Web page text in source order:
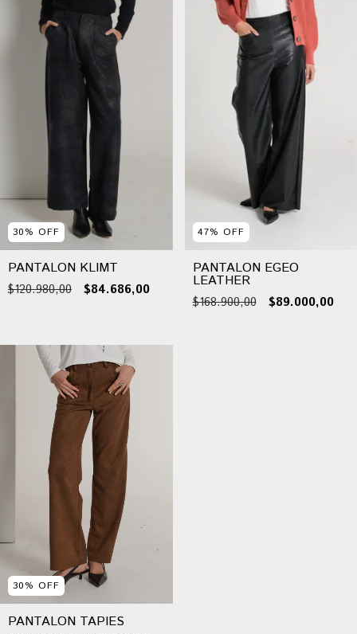
30% OFF
PANTALON KLIMT
$120.980,00 $84.686,00
47% OFF
PANTALON EGEO
LEATHER
$168.900,00 $89.000,00
30% OFF
PANTALON TAPIES